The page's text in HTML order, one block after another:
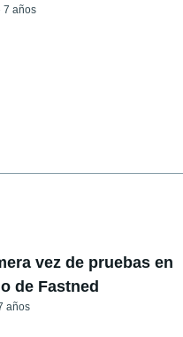
7 años
vez de pruebas en
de Fastned
años